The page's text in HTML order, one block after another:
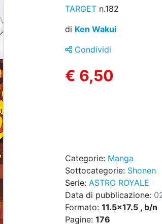
TARGET n.182
di Ken Wakui
Condividi
€ 6,50
Categorie: Manga
Sottocategorie: Shonen
Serie: ASTRO ROYALE
Data di pubblicazione:
Formato: 11.5x17.5 , b/n
Pagine: 176